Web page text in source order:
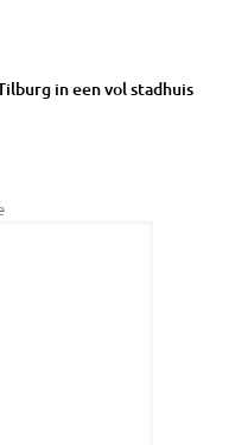
in een vol stadhuis